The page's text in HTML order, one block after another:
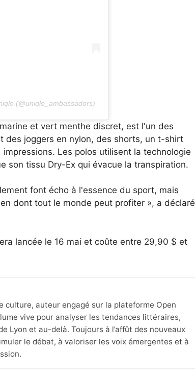
(@uniqlo_ambassadors)
et vert menthe discret, est l'un des
des joggers en nylon, des shorts, un t-shirt
Les polos utilisent la technologie
son tissu Dry-Ex qui évacue la transpiration.
font écho à l'essence du sport, mais
dont tout le monde peut profiter », a déclaré
lancée le 16 mai et coûte entre 29,90 $ et
culture, auteur engagé sur la plateforme Open
vive pour analyser les tendances littéraires,
Lyon et au-delà. Toujours à l’affût des nouveaux
le débat, à valoriser les voix émergentes et à